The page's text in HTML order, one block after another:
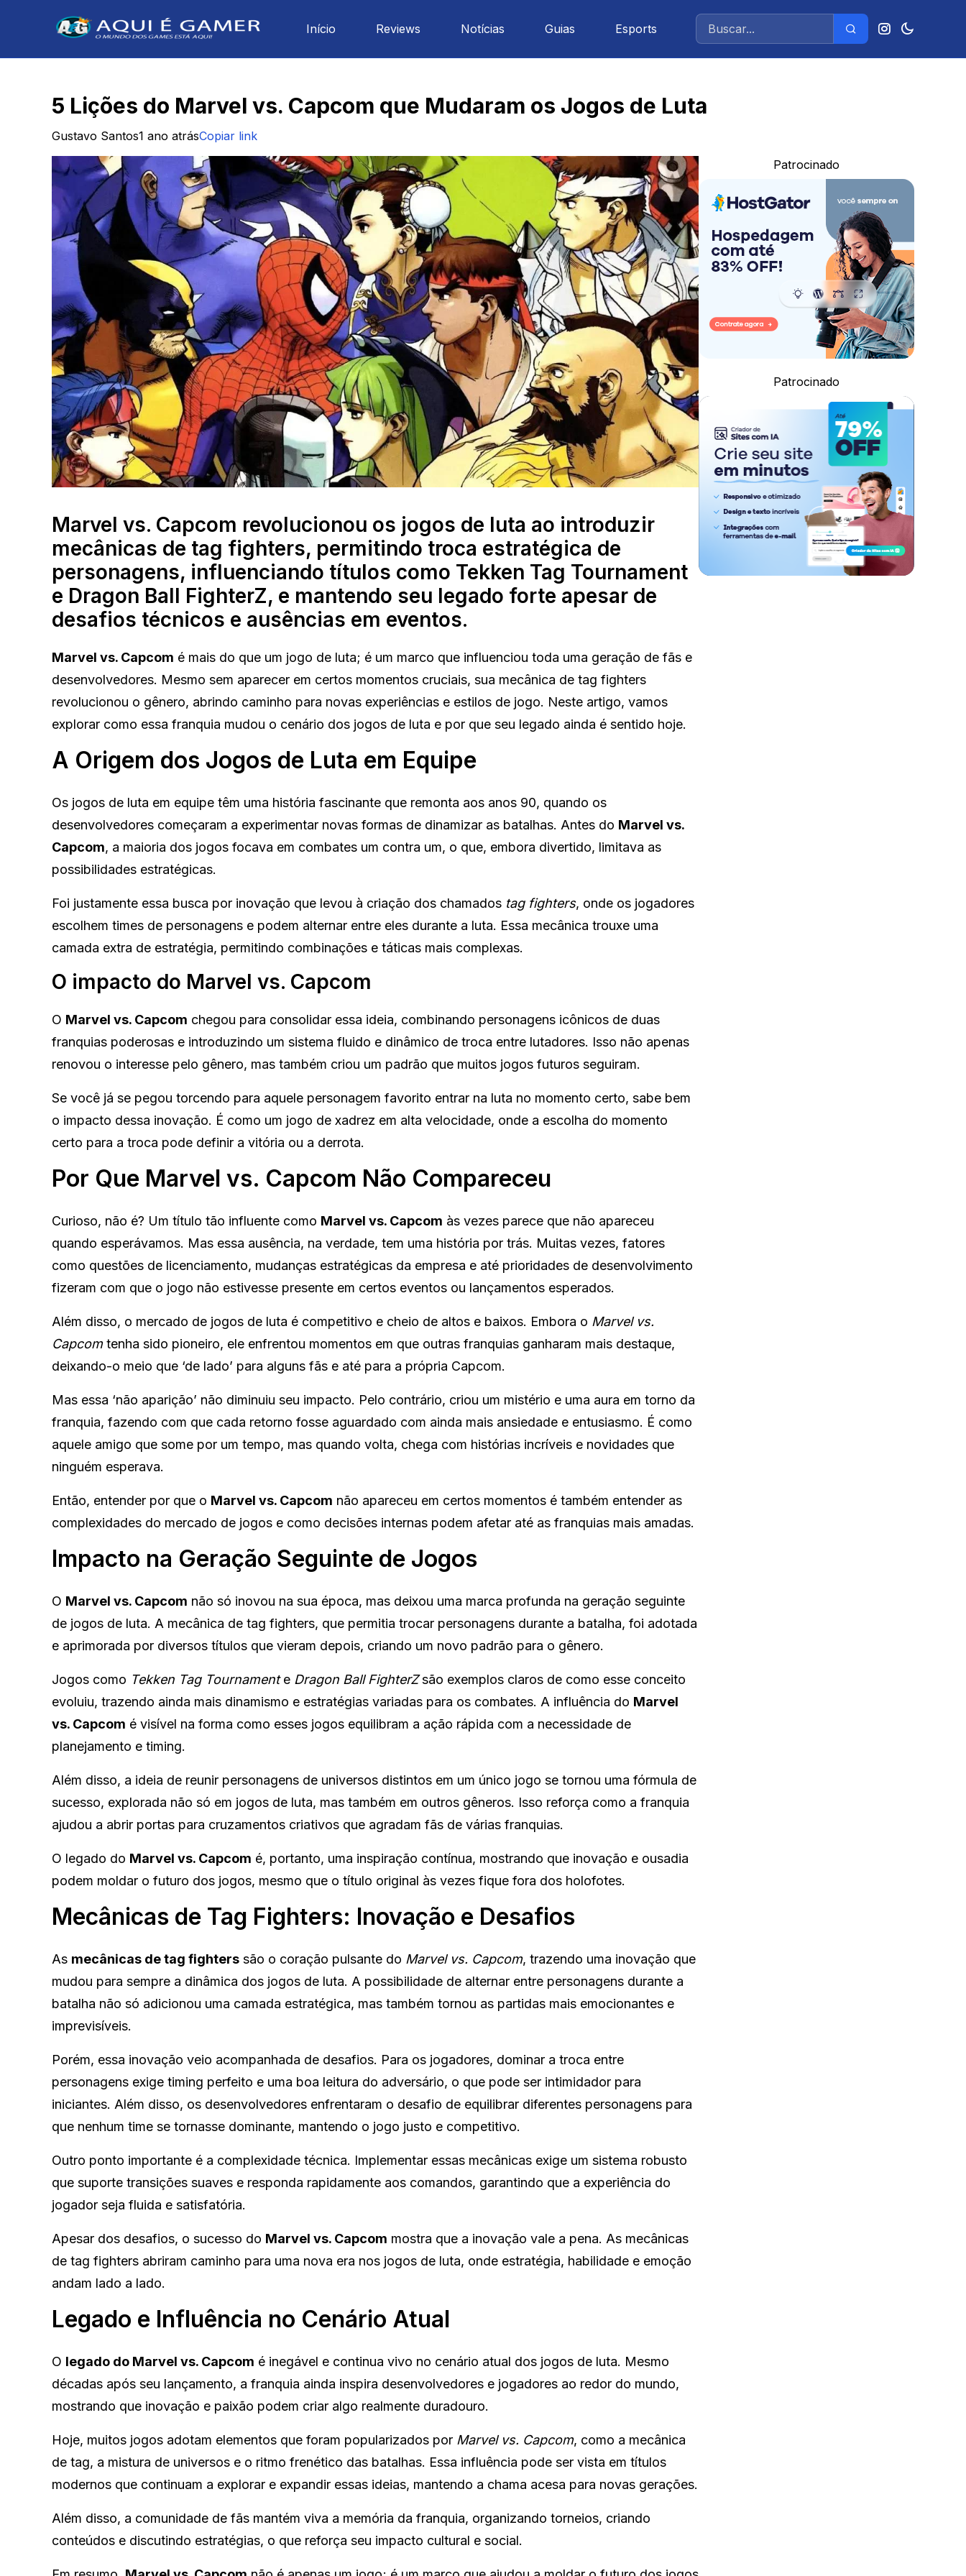
Início Reviews Notícias Guias Esports
5 Lições do Marvel vs. Capcom que Mudaram os Jogos de Luta
Gustavo Santos1 ano atrásCopiar link
Marvel vs. Capcom revolucionou os jogos de luta ao introduzir
mecânicas de tag fighters, permitindo troca estratégica de
personagens, influenciando títulos como Tekken Tag Tournament
e Dragon Ball FighterZ, e mantendo seu legado forte apesar de
desafios técnicos e ausências em eventos.
Marvel vs. Capcom é mais do que um jogo de luta; é um marco que influenciou toda uma geração de fãs e
desenvolvedores. Mesmo sem aparecer em certos momentos cruciais, sua mecânica de tag fighters
revolucionou o gênero, abrindo caminho para novas experiências e estilos de jogo. Neste artigo, vamos
explorar como essa franquia mudou o cenário dos jogos de luta e por que seu legado ainda é sentido hoje.
A Origem dos Jogos de Luta em Equipe
Os jogos de luta em equipe têm uma história fascinante que remonta aos anos 90, quando os
desenvolvedores começaram a experimentar novas formas de dinamizar as batalhas. Antes do Marvel vs.
Capcom, a maioria dos jogos focava em combates um contra um, o que, embora divertido, limitava as
possibilidades estratégicas.
Foi justamente essa busca por inovação que levou à criação dos chamados tag fighters, onde os jogadores
escolhem times de personagens e podem alternar entre eles durante a luta. Essa mecânica trouxe uma
camada extra de estratégia, permitindo combinações e táticas mais complexas.
O impacto do Marvel vs. Capcom
O Marvel vs. Capcom chegou para consolidar essa ideia, combinando personagens icônicos de duas
franquias poderosas e introduzindo um sistema fluido e dinâmico de troca entre lutadores. Isso não apenas
renovou o interesse pelo gênero, mas também criou um padrão que muitos jogos futuros seguiram.
Se você já se pegou torcendo para aquele personagem favorito entrar na luta no momento certo, sabe bem
o impacto dessa inovação. É como um jogo de xadrez em alta velocidade, onde a escolha do momento
certo para a troca pode definir a vitória ou a derrota.
Por Que Marvel vs. Capcom Não Compareceu
Curioso, não é? Um título tão influente como Marvel vs. Capcom às vezes parece que não apareceu
quando esperávamos. Mas essa ausência, na verdade, tem uma história por trás. Muitas vezes, fatores
como questões de licenciamento, mudanças estratégicas da empresa e até prioridades de desenvolvimento
fizeram com que o jogo não estivesse presente em certos eventos ou lançamentos esperados.
Além disso, o mercado de jogos de luta é competitivo e cheio de altos e baixos. Embora o Marvel vs.
Capcomtenha sido pioneiro, ele enfrentou momentos em que outras franquias ganharam mais destaque,
deixando-o meio que ‘de lado’ para alguns fãs e até para a própria Capcom.
Mas essa ‘não aparição’ não diminuiu seu impacto. Pelo contrário, criou um mistério e uma aura em torno da
franquia, fazendo com que cada retorno fosse aguardado com ainda mais ansiedade e entusiasmo. É como
aquele amigo que some por um tempo, mas quando volta, chega com histórias incríveis e novidades que
ninguém esperava.
Então, entender por que o Marvel vs. Capcom não apareceu em certos momentos é também entender as
complexidades do mercado de jogos e como decisões internas podem afetar até as franquias mais amadas.
Impacto na Geração Seguinte de Jogos
O Marvel vs. Capcom não só inovou na sua época, mas deixou uma marca profunda na geração seguinte
de jogos de luta. A mecânica de tag fighters, que permitia trocar personagens durante a batalha, foi adotada
e aprimorada por diversos títulos que vieram depois, criando um novo padrão para o gênero.
Jogos como Tekken Tag Tournamente Dragon Ball FighterZsão exemplos claros de como esse conceito
evoluiu, trazendo ainda mais dinamismo e estratégias variadas para os combates. A influência do Marvel
vs. Capcom é visível na forma como esses jogos equilibram a ação rápida com a necessidade de
planejamento e timing.
Além disso, a ideia de reunir personagens de universos distintos em um único jogo se tornou uma fórmula de
sucesso, explorada não só em jogos de luta, mas também em outros gêneros. Isso reforça como a franquia
ajudou a abrir portas para cruzamentos criativos que agradam fãs de várias franquias.
O legado do Marvel vs. Capcom é, portanto, uma inspiração contínua, mostrando que inovação e ousadia
podem moldar o futuro dos jogos, mesmo que o título original às vezes fique fora dos holofotes.
Mecânicas de Tag Fighters: Inovação e Desafios
As mecânicas de tag fighters são o coração pulsante do Marvel vs. Capcom, trazendo uma inovação que
mudou para sempre a dinâmica dos jogos de luta. A possibilidade de alternar entre personagens durante a
batalha não só adicionou uma camada estratégica, mas também tornou as partidas mais emocionantes e
imprevisíveis.
Porém, essa inovação veio acompanhada de desafios. Para os jogadores, dominar a troca entre
personagens exige timing perfeito e uma boa leitura do adversário, o que pode ser intimidador para
iniciantes. Além disso, os desenvolvedores enfrentaram o desafio de equilibrar diferentes personagens para
que nenhum time se tornasse dominante, mantendo o jogo justo e competitivo.
Outro ponto importante é a complexidade técnica. Implementar essas mecânicas exige um sistema robusto
que suporte transições suaves e responda rapidamente aos comandos, garantindo que a experiência do
jogador seja fluida e satisfatória.
Apesar dos desafios, o sucesso do Marvel vs. Capcom mostra que a inovação vale a pena. As mecânicas
de tag fighters abriram caminho para uma nova era nos jogos de luta, onde estratégia, habilidade e emoção
andam lado a lado.
Legado e Influência no Cenário Atual
O legado do Marvel vs. Capcom é inegável e continua vivo no cenário atual dos jogos de luta. Mesmo
décadas após seu lançamento, a franquia ainda inspira desenvolvedores e jogadores ao redor do mundo,
mostrando que inovação e paixão podem criar algo realmente duradouro.
Hoje, muitos jogos adotam elementos que foram popularizados por Marvel vs. Capcom, como a mecânica
de tag, a mistura de universos e o ritmo frenético das batalhas. Essa influência pode ser vista em títulos
modernos que continuam a explorar e expandir essas ideias, mantendo a chama acesa para novas gerações.
Além disso, a comunidade de fãs mantém viva a memória da franquia, organizando torneios, criando
conteúdos e discutindo estratégias, o que reforça seu impacto cultural e social.
Patrocinado
Patrocinado